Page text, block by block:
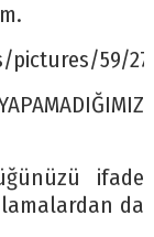
59/
ifade
da